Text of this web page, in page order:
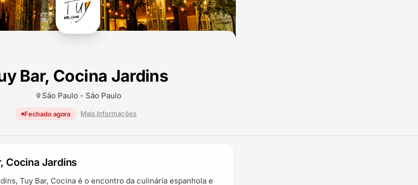
Bar, Cocina Jardins
location_on São Paulo - São Paulo
Fechado agora Mais informações
Cocina Jardins
Tuy Bar, Cocina é o encontro da culinária espanhola e